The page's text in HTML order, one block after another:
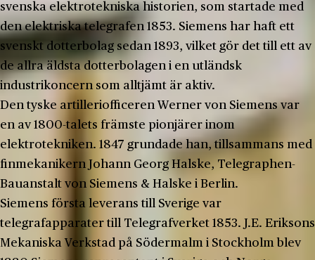
svenska elektrotekniska historien, som startade med
den elektriska telegrafen 1853. Siemens har haft ett
svenskt dotterbolag sedan 1893, vilket gör det till ett av
de allra äldsta dotterbolagen i en utländsk
industrikoncern som alltjämt är aktiv.
Den tyske artilleriofficeren Werner von Siemens var
en av 1800-talets främste pionjärer inom
elektrotekniken. 1847 grundade han, tillsammans med
finmekanikern Johann Georg Halske, Telegraphen-
Bauanstalt von Siemens & Halske i Berlin.
Siemens första leverans till Sverige var
telegrafapparater till Telegrafverket 1853. J.E. Eriksons
Mekaniska Verkstad på Södermalm i Stockholm blev